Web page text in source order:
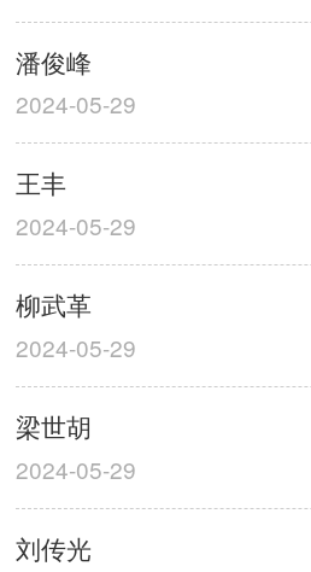
潘俊峰
2024-05-29
王丰
2024-05-29
柳武革
2024-05-29
梁世胡
2024-05-29
刘传光